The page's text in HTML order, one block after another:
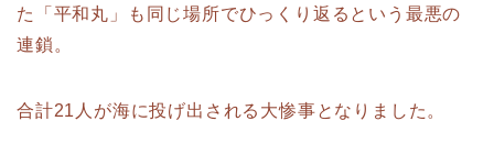
た「平和丸」も同じ場所でひっくり返るという最悪の
連鎖。
合計21人が海に投げ出される大惨事となりました。